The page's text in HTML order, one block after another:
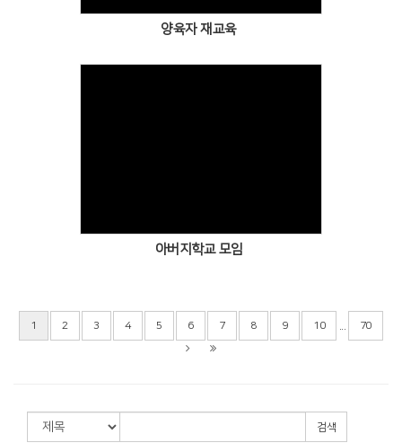
양육자 재교육
아버지학교 모임
1 2 3 4 5 6 7 8 9 10 70
검색